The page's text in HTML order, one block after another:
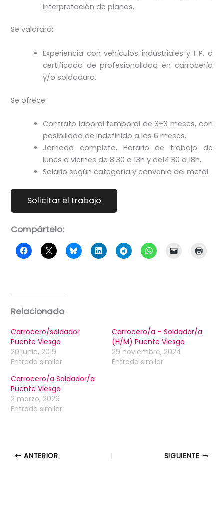
interpretación de planos.
Se valorará:
Experiencia con vehículos industriales y F.P. o
certificado de profesionalidad en carrocería
y/o soldadura.
Se ofrece:
Contrato laboral temporal de 3+3 meses, con
posibilidad de indefinido a los 6 meses.
Jornada completa. Horario de trabajo de
lunes a viernes de 8:30 a 13h y de14:30 a 18h.
Salario según categoría y convenio del metal.
Compártelo:
Relacionado
Carrocero/soldador
Puente Viesgo
20 junio, 2019
Entrada similar
Carrocero/a – Soldador/a
(H/M) Puente Viesgo
29 noviembre, 2024
Entrada similar
Carrocero/a Soldador/a
Puente Viesgo
2 marzo, 2026
Entrada similar
ANTERIOR SIGUIENTE